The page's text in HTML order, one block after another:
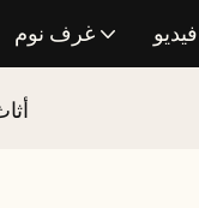
غرف نوم فيديو